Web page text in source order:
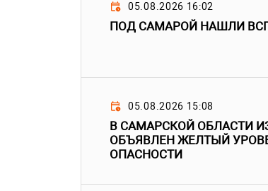
05.08.2026 16:02
ПОД САМАРОЙ НАШЛИ
05.08.2026 15:08
В САМАРСКОЙ ОБЛАСТИ
ОБЪЯВЛЕН ЖЕЛТЫЙ
ОПАСНОСТИ